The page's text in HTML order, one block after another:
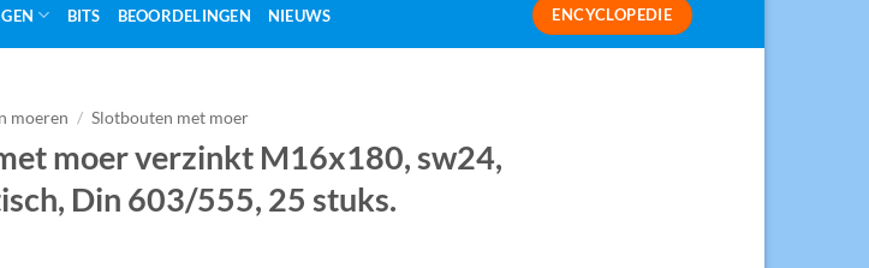
BITS BEOORDELINGEN NIEUWS ENCYCLOPEDIE
moeren / Slotbouten met moer
moer verzinkt M16x180, sw24,
Din 603/555, 25 stuks.